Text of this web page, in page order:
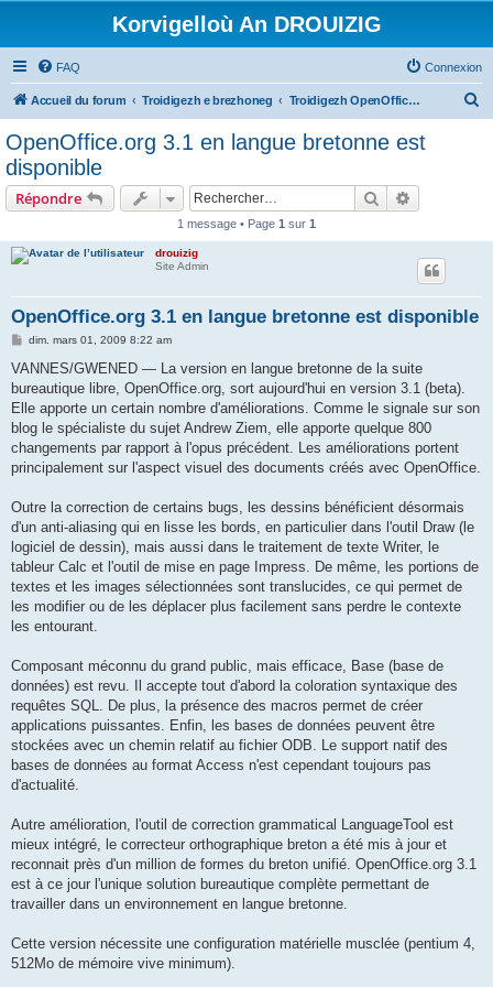
Korvigelloù An DROUIZIG
FAQ Connexion
Accueil du forum Troidigezh e brezhoneg Troidigezh OpenOffice.org e brezhoneg (1.1.x, 2.x ha 3.x)
OpenOffice.org 3.1 en langue bretonne est
disponible
Répondre Rechercher
1 message • Page 1 sur 1
drouizig
Site Admin
OpenOffice.org 3.1 en langue bretonne est disponible
M
s
a
g
dim. mars 01, 2009 8:22 am
VANNES/GWENED — La version en langue bretonne de la suite
bureautique libre, OpenOffice.org, sort aujourd'hui en version 3.1 (beta).
Elle apporte un certain nombre d'améliorations. Comme le signale sur son
blog le spécialiste du sujet Andrew Ziem, elle apporte quelque 800
changements par rapport à l'opus précédent. Les améliorations portent
principalement sur l'aspect visuel des documents créés avec OpenOffice.
Outre la correction de certains bugs, les dessins bénéficient désormais
d'un anti-aliasing qui en lisse les bords, en particulier dans l'outil Draw (le
logiciel de dessin), mais aussi dans le traitement de texte Writer, le
tableur Calc et l'outil de mise en page Impress. De même, les portions de
textes et les images sélectionnées sont translucides, ce qui permet de
les modifier ou de les déplacer plus facilement sans perdre le contexte
les entourant.
Composant méconnu du grand public, mais efficace, Base (base de
données) est revu. Il accepte tout d'abord la coloration syntaxique des
requêtes SQL. De plus, la présence des macros permet de créer
applications puissantes. Enfin, les bases de données peuvent être
stockées avec un chemin relatif au fichier ODB. Le support natif des
bases de données au format Access n'est cependant toujours pas
d'actualité.
Autre amélioration, l'outil de correction grammatical LanguageTool est
mieux intégré, le correcteur orthographique breton a été mis à jour et
reconnait près d'un million de formes du breton unifié. OpenOffice.org 3.1
est à ce jour l'unique solution bureautique complète permettant de
travailler dans un environnement en langue bretonne.
Cette version nécessite une configuration matérielle musclée (pentium 4,
512Mo de mémoire vive minimum).